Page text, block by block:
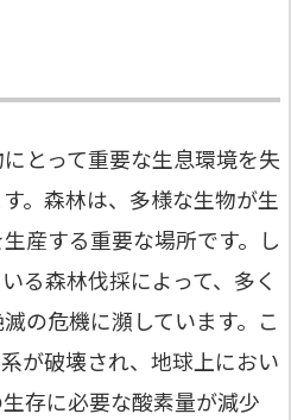
とって重要な生息環境を失
。森林は、多様な生物が生
産する重要な場所です。し
る森林伐採によって、多く
の危機に瀕しています。こ
が破壊され、地球上におい
存に必要な酸素量が減少